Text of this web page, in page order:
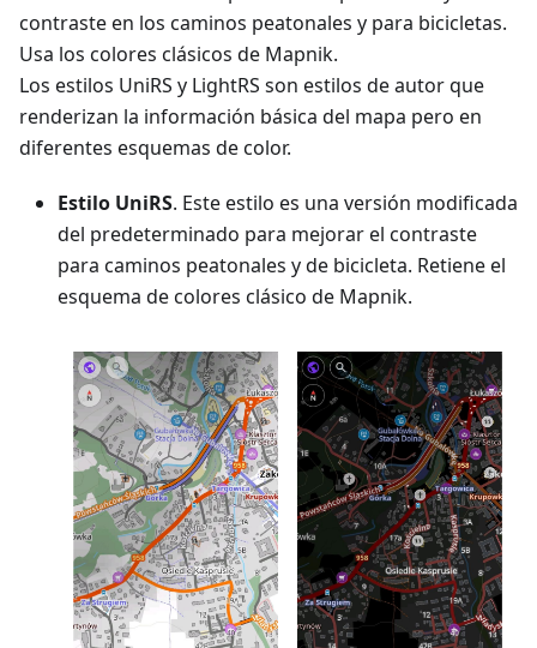
contraste en los caminos peatonales y para bicicletas.
Usa los colores clásicos de Mapnik.
Los estilos UniRS y LightRS son estilos de autor que
renderizan la información básica del mapa pero en
diferentes esquemas de color.
Estilo UniRS. Este estilo es una versión modificada
del predeterminado para mejorar el contraste
para caminos peatonales y de bicicleta. Retiene el
esquema de colores clásico de Mapnik.